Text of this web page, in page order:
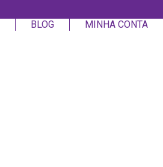
BLOG MINHA CONTA